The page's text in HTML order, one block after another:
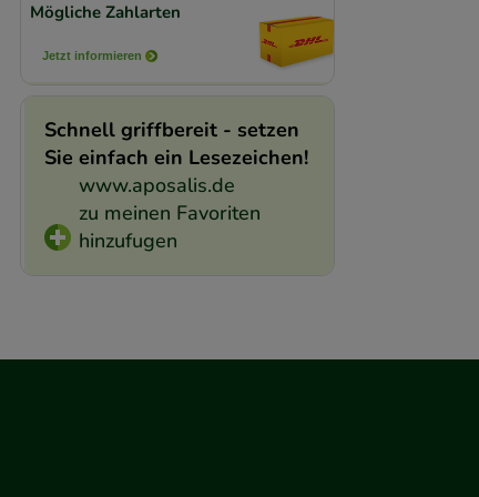
Mögliche Zahlarten
Jetzt informieren
Schnell griffbereit - setzen
Sie einfach ein Lesezeichen!
www.aposalis.de
zu meinen Favoriten
hinzufugen